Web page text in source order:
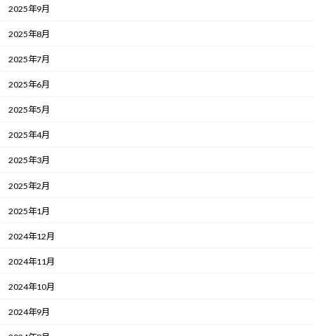
2025年9月
2025年8月
2025年7月
2025年6月
2025年5月
2025年4月
2025年3月
2025年2月
2025年1月
2024年12月
2024年11月
2024年10月
2024年9月